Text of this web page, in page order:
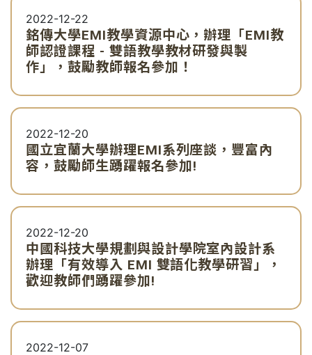
2022-12-22
銘傳大學EMI教學資源中心，辦理「EMI教
師認證課程 - 雙語教學教材研發與製
作」，鼓勵教師報名參加！
2022-12-20
國立宜蘭大學辦理EMI系列座談，豐富內
容，鼓勵師生踴躍報名參加!
2022-12-20
中國科技大學規劃與設計學院室內設計系
辦理「有效導入 EMI 雙語化教學研習」，
歡迎教師們踴躍參加!
2022-12-07